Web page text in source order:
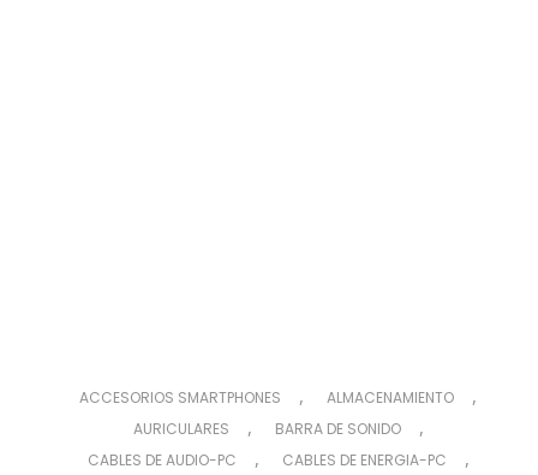
ACCESORIOS SMARTPHONES , ALMACENAMIENTO ,
AURICULARES , BARRA DE SONIDO ,
CABLES DE AUDIO-PC , CABLES DE ENERGIA-PC ,